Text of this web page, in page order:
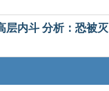
层内斗 分析：恐被灭